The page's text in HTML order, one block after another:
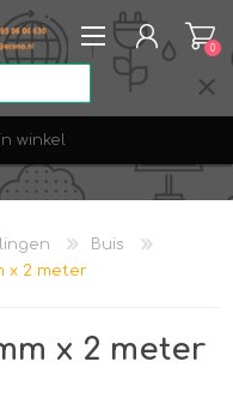
0
Buis
x 2 meter
x 2 meter